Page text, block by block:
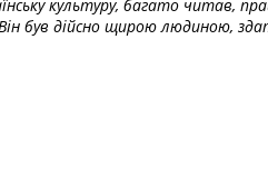
культуру, багато читав,
був дійсно щирою людиною,